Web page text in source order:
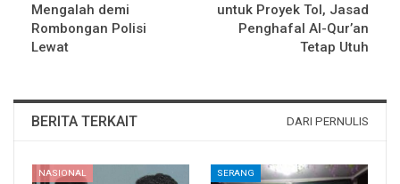
Mengalah demi
Rombongan Polisi
Lewat
untuk Proyek Tol, Jasad
Penghafal Al-Qur’an
Tetap Utuh
BERITA TERKAIT DARI PERNULIS
NASIONAL SERANG